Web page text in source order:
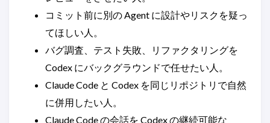
コミット前に別の Agent に設計やリスクを疑っ
てほしい人。
バグ調査、テスト失敗、リファクタリングを
Codex にバックグラウンドで任せたい人。
Claude Code と Codex を同じリポジトリで自然
に併用したい人。
Claude Code の会話を Codex の継続可能な